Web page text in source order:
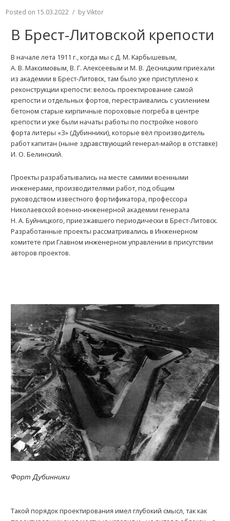
Posted on 15.03.2022 byViktor
В Брест-Литовской крепости
В начале лета 1911 г., когда мы с Д. М. Kарбышевым,
А. В. Максимовым, В. Г. Алексеевым и М. В. Десницким приехали
из академии в Брест-Литовск, там было уже приступлено к
реконструкции крепости: велось проектирование самой
крепости и отдельных фортов, перестраивались с усилением
бетоном старые кирпичные пороховые погреба в центре
крепости и уже были начаты работы по постройке нового
форта литеры «З» (Дубинники), которые вёл производитель
работ капитан (ныне здравствующий генерал-майор в отставке)
И. О. Белинский.
Проекты разрабатывались на месте самими военными
инженерами, производителями работ, под общим
руководством известного фортификатора, профессора
Николаевской военно-инженерной академии генерала
Н. А. Буйницкого, приезжавшего периодически в Брест-Литовск.
Разработанные проекты рассматривались в Инженерном
комитете при Главном инженерном управлении в присутствии
авторов проектов.
Форт Дубинники
Такой порядок проектирования имел глубокий смысл, так как